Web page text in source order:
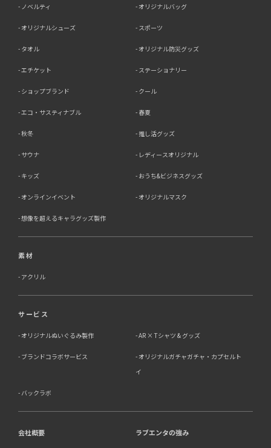
ノベルティ オリジナルバッグ
オリジナルシューズ スポーツ
タオル オリジナル防災グッズ
エチケット ステーショナリー
ショップブランド クール
エコ・サスティナブル 春夏
秋冬 推し活グッズ
サウナ レディースオリジナル
キッズ おうち&ビジネスグッズ
オンラインイベント オリジナルマスク
想像を超えるキャラグッズ製作
素材
アクリル
サービス
オリジナルぬいぐるみ製作 AR × Tシャツ & グッズ
ブランドコラボサービス
オリジナルガチャガチャ・カプセルト
イ
バックラボ
会社概要 ラブエンタの強み